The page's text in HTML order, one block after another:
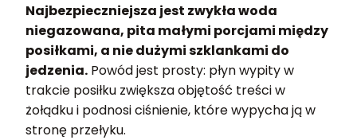
Najbezpieczniejsza jest zwykła woda
niegazowana, pita małymi porcjami między
posiłkami, a nie dużymi szklankami do
jedzenia. Powód jest prosty: płyn wypity w
trakcie posiłku zwiększa objętość treści w
żołądku i podnosi ciśnienie, które wypycha ją w
stronę przełyku.